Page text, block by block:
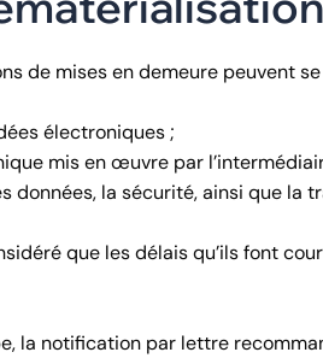
de mises en demeure peuvent
électroniques ;
mis en œuvre par
données, la sécurité, ainsi que la
que les délais qu’ils font
la notification par lettre